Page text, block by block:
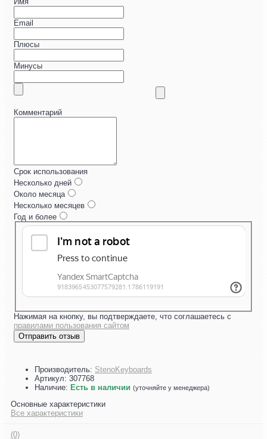
Email
Плюсы
Минусы
Комментарий
Срок использования
Несколько дней
Около месяца
Несколько месяцев
Год и более
Нажимая на кнопку, вы подтверждаете, что соглашаетесь с
правилами пользования сайтом
Отправить отзыв
Производитель: StenoKeyboards
Артикул: 307768
Наличие: Есть в наличии (уточняйте у менеджера)
Основные характеристики
Все характеристики
(0)